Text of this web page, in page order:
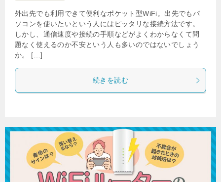
外出先でも利用できて便利なポケット型WiFi。出先でもパ
ソコンを使いたいという人にはピッタリな接続方法です。
しかし、通信速度や接続の手順などがよくわからなくて問
題なく使えるのか不安という人も多いのではないでしょう
か。 […]
続きを読む